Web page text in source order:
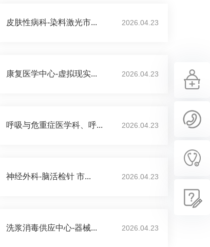
皮肤性病科-染料激光市... 2026.04.23
康复医学中心-虚拟现实... 2026.04.23
呼吸与危重症医学科、呼... 2026.04.23
神经外科-脑活检针 市... 2026.04.23
洗浆消毒供应中心-器械... 2026.04.23